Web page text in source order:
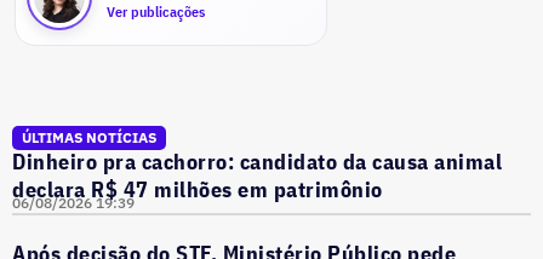
Ver publicações
ÚLTIMAS NOTÍCIAS
Dinheiro pra cachorro: candidato da causa animal
declara R$ 47 milhões em patrimônio
06/08/2026 19:39